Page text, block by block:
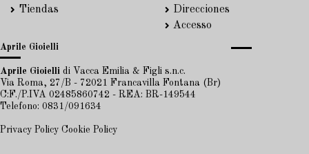
Tiendas
Direcciones
Accesso
Aprile Gioielli
Aprile Gioielli di Vacca Emilia & Figli s.n.c.
Via Roma, 27/B - 72021 Francavilla Fontana (Br)
C:F./P.IVA 02485860742 - REA: BR-149544
Telefono: 0831/091634
Privacy Policy Cookie Policy